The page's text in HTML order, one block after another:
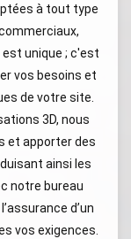
à tout type
unique ; c'est
vos besoins et
de votre site.
3D, nous
et apporter des
ainsi les
notre bureau
d’un
vos exigences.